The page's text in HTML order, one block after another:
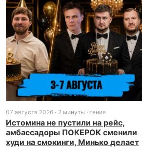
07 августа 2026 2 минуты чтения
Истомина не пустили на рейс,
амбассадоры ПОКЕРОК сменили
худи на смокинги, Минько делает